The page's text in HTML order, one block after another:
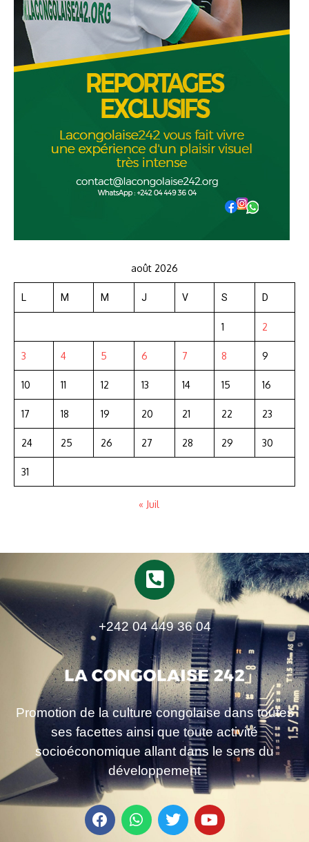
août 2026
L M M J V S D
1 2
3 4 5 6 7 8 9
10 11 12 13 14 15 16
17 18 19 20 21 22 23
24 25 26 27 28 29 30
31
« Juil
+242 04 449 36 04
Promotion de la culture congolaise dans toutes
ses facettes ainsi que toute activité
socioéconomique allant dans le sens du
développement